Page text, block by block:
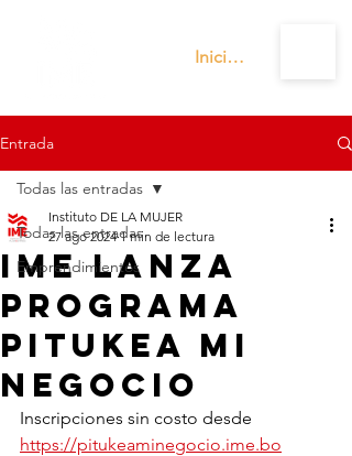
Iniciar sesión
Entrada
Todas las entradas
Emprendimientos
Todas las entradas
IME lanza
programa
Pitukea Mi
Negocio
Instituto DE LA MUJER
27 ago 2024 1 min de lectura
Inscripciones sin costo desde
https://pitukeaminegocio.ime.bo